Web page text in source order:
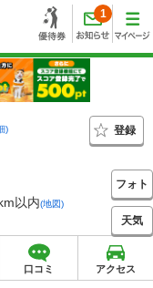
1
)
登録
以内(地図)
フォト
天気
口コミ アクセス